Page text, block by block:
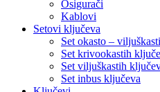
Osigurači
Kablovi
Setovi ključeva
Set okasto –
Set krivookastih
Set viljuškastih
Set inbus ključeva